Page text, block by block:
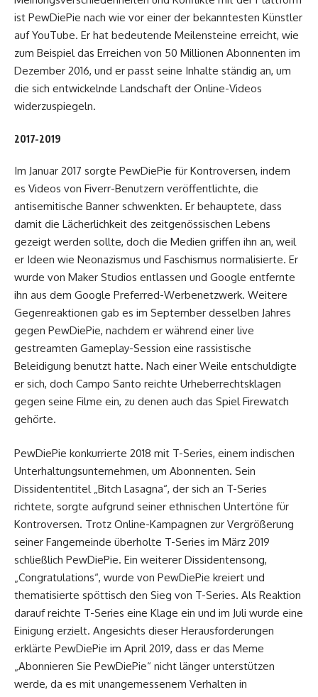
ist PewDiePie nach wie vor einer der bekanntesten Künstler
auf YouTube. Er hat bedeutende Meilensteine ​​erreicht, wie
zum Beispiel das Erreichen von 50 Millionen Abonnenten im
Dezember 2016, und er passt seine Inhalte ständig an, um
die sich entwickelnde Landschaft der Online-Videos
widerzuspiegeln.
2017-2019
Im Januar 2017 sorgte PewDiePie für Kontroversen, indem
es Videos von Fiverr-Benutzern veröffentlichte, die
antisemitische Banner schwenkten. Er behauptete, dass
damit die Lächerlichkeit des zeitgenössischen Lebens
gezeigt werden sollte, doch die Medien griffen ihn an, weil
er Ideen wie Neonazismus und Faschismus normalisierte. Er
wurde von Maker Studios entlassen und Google entfernte
ihn aus dem Google Preferred-Werbenetzwerk. Weitere
Gegenreaktionen gab es im September desselben Jahres
gegen PewDiePie, nachdem er während einer live
gestreamten Gameplay-Session eine rassistische
Beleidigung benutzt hatte. Nach einer Weile entschuldigte
er sich, doch Campo Santo reichte Urheberrechtsklagen
gegen seine Filme ein, zu denen auch das Spiel Firewatch
gehörte.
PewDiePie konkurrierte 2018 mit T-Series, einem indischen
Unterhaltungsunternehmen, um Abonnenten. Sein
Dissidententitel „Bitch Lasagna“, der sich an T-Series
richtete, sorgte aufgrund seiner ethnischen Untertöne für
Kontroversen. Trotz Online-Kampagnen zur Vergrößerung
seiner Fangemeinde überholte T-Series im März 2019
schließlich PewDiePie. Ein weiterer Dissidentensong,
„Congratulations“, wurde von PewDiePie kreiert und
thematisierte spöttisch den Sieg von T-Series. Als Reaktion
darauf reichte T-Series eine Klage ein und im Juli wurde eine
Einigung erzielt. Angesichts dieser Herausforderungen
erklärte PewDiePie im April 2019, dass er das Meme
„Abonnieren Sie PewDiePie“ nicht länger unterstützen
werde, da es mit unangemessenem Verhalten in